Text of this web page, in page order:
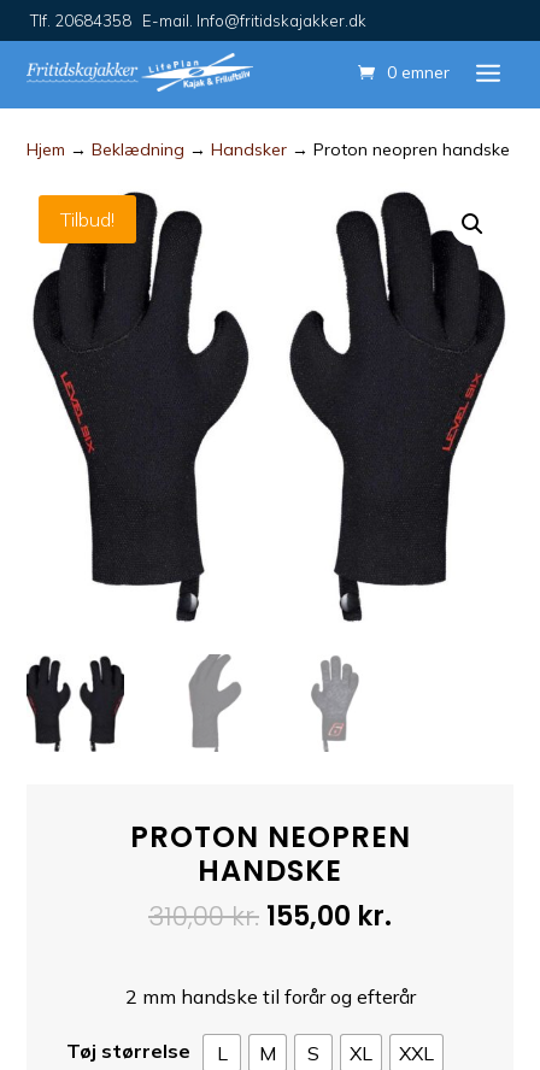
Tlf. 20684358 E-mail. Info@fritidskajakker.dk
0 emner
Hjem →Beklædning →Handsker → Proton neopren handske
Tilbud!
PROTON NEOPREN
HANDSKE
310,00kr. Den
pris
var:
310,00 kr..
155,00 kr.
pris
er:
155,00 kr..
2 mm handske til forår og efterår
Tøj størrelse L M S XL XXL